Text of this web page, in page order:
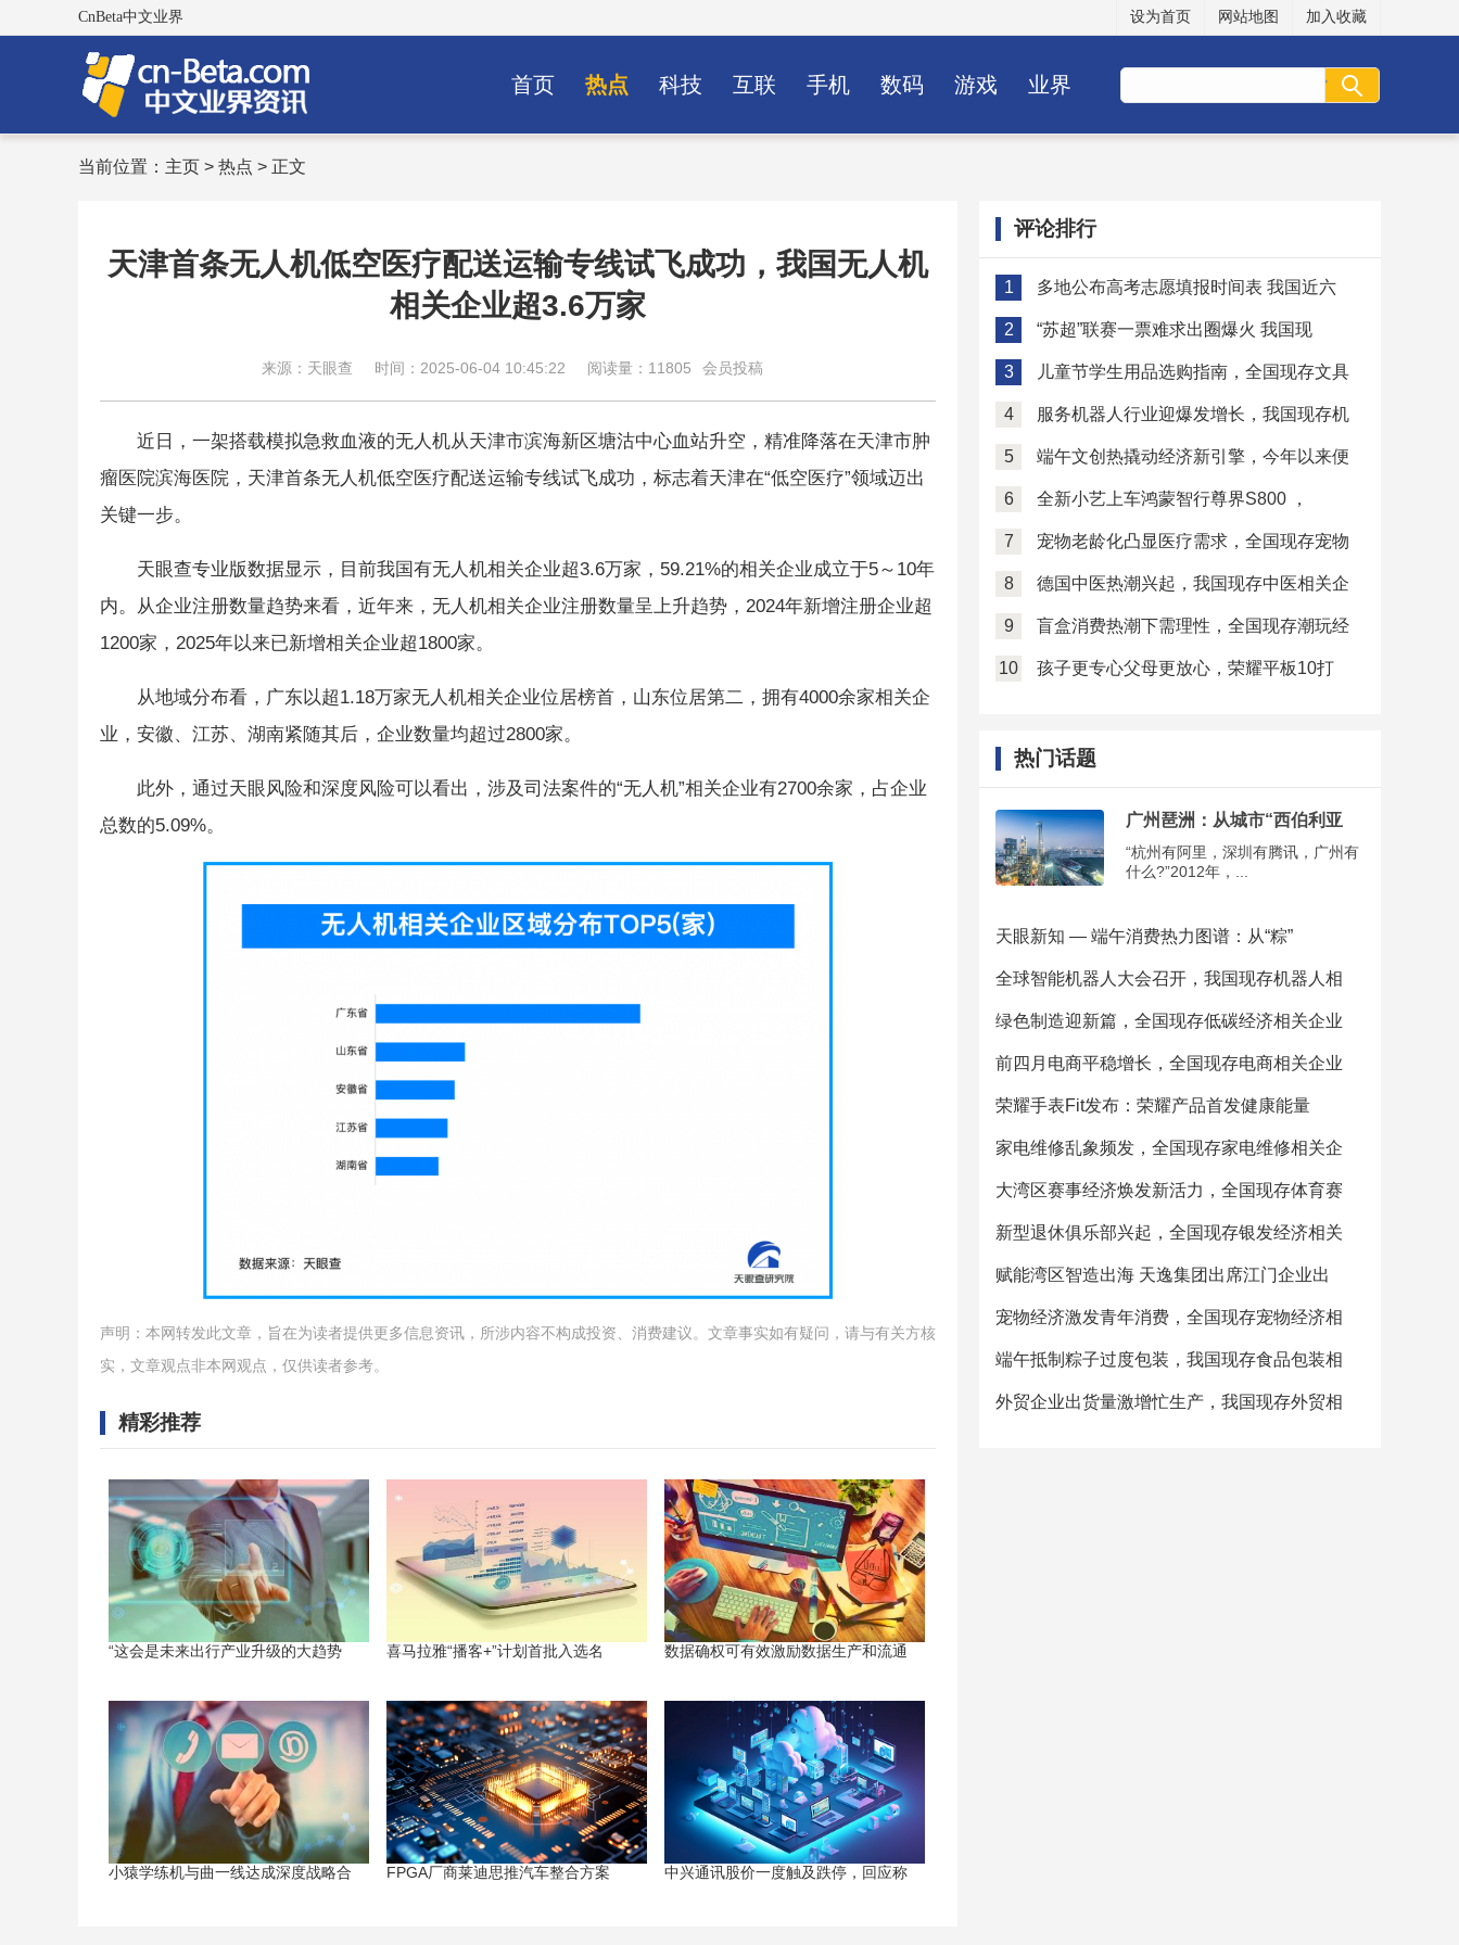
CnBeta中文业界 设为首页 网站地图 加入收藏
首页 热点 科技 互联 手机 数码 游戏 业界
当前位置： 主页 > 热点 > 正文
天津首条无人机低空医疗配送运输专线试飞成功，我国无人机
相关企业超3.6万家
来源：天眼查 时间：2025-06-04 10:45:22 阅读量：11805 会员投稿
近日，一架搭载模拟急救血液的无人机从天津市滨海新区塘沽中心血站升空，精准降落在天津市肿
瘤医院滨海医院，天津首条无人机低空医疗配送运输专线试飞成功，标志着天津在“低空医疗”领域迈出
关键一步。
天眼查专业版数据显示，目前我国有无人机相关企业超3.6万家，59.21%的相关企业成立于5～10年
内。从企业注册数量趋势来看，近年来，无人机相关企业注册数量呈上升趋势，2024年新增注册企业超
1200家，2025年以来已新增相关企业超1800家。
从地域分布看，广东以超1.18万家无人机相关企业位居榜首，山东位居第二，拥有4000余家相关企
业，安徽、江苏、湖南紧随其后，企业数量均超过2800家。
此外，通过天眼风险和深度风险可以看出，涉及司法案件的“无人机”相关企业有2700余家，占企业
总数的5.09%。
声明：本网转发此文章，旨在为读者提供更多信息资讯，所涉内容不构成投资、消费建议。文章事实如有疑问，请与有关方核
实，文章观点非本网观点，仅供读者参考。
精彩推荐
“这会是未来出行产业升级的大趋势 喜马拉雅“播客+”计划首批入选名 数据确权可有效激励数据生产和流通
小猿学练机与曲一线达成深度战略合 FPGA厂商莱迪思推汽车整合方案 中兴通讯股价一度触及跌停，回应称
评论排行
1 多地公布高考志愿填报时间表 我国近六
2 “苏超”联赛一票难求出圈爆火 我国现
3 儿童节学生用品选购指南，全国现存文具
4 服务机器人行业迎爆发增长，我国现存机
5 端午文创热撬动经济新引擎，今年以来便
6 全新小艺上车鸿蒙智行尊界S800 ，
7 宠物老龄化凸显医疗需求，全国现存宠物
8 德国中医热潮兴起，我国现存中医相关企
9 盲盒消费热潮下需理性，全国现存潮玩经
10 孩子更专心父母更放心，荣耀平板10打
热门话题
广州琶洲：从城市“西伯利亚
“杭州有阿里，深圳有腾讯，广州有
什么?”2012年，...
天眼新知 — 端午消费热力图谱：从“粽”
全球智能机器人大会召开，我国现存机器人相
绿色制造迎新篇，全国现存低碳经济相关企业
前四月电商平稳增长，全国现存电商相关企业
荣耀手表Fit发布：荣耀产品首发健康能量
家电维修乱象频发，全国现存家电维修相关企
大湾区赛事经济焕发新活力，全国现存体育赛
新型退休俱乐部兴起，全国现存银发经济相关
赋能湾区智造出海 天逸集团出席江门企业出
宠物经济激发青年消费，全国现存宠物经济相
端午抵制粽子过度包装，我国现存食品包装相
外贸企业出货量激增忙生产，我国现存外贸相